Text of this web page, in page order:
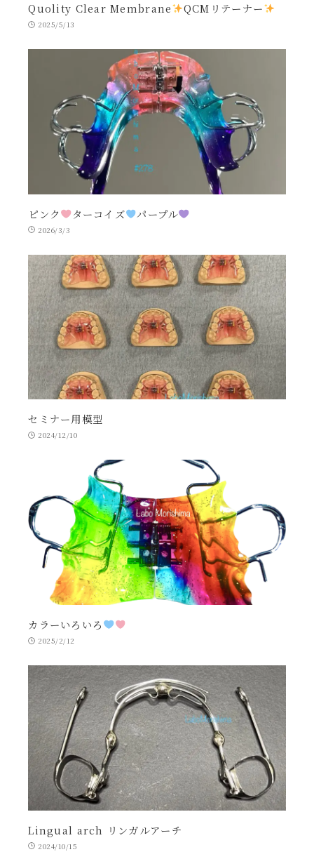
Quolity Clear Membrane QCMリテーナー
2025/5/13
ピンク ターコイズ パープル
2026/3/3
セミナー用模型
2024/12/10
カラーいろいろ
2025/2/12
Lingual arch リンガルアーチ
2024/10/15